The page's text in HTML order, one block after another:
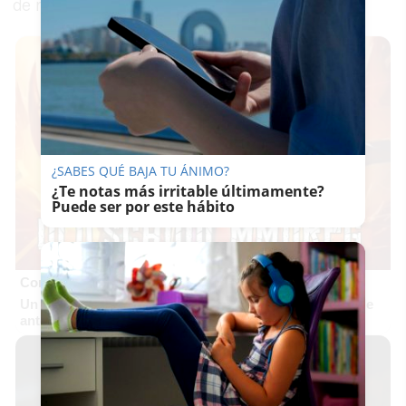
de rematar la faena.
Corepunk MMORPG
Un verdadero MMORPG de la vieja escuela ¡Cómo los de
antes, pero mejor!
¿SABES QUÉ BAJA TU ÁNIMO?
¿Te notas más irritable últimamente?
Puede ser por este hábito